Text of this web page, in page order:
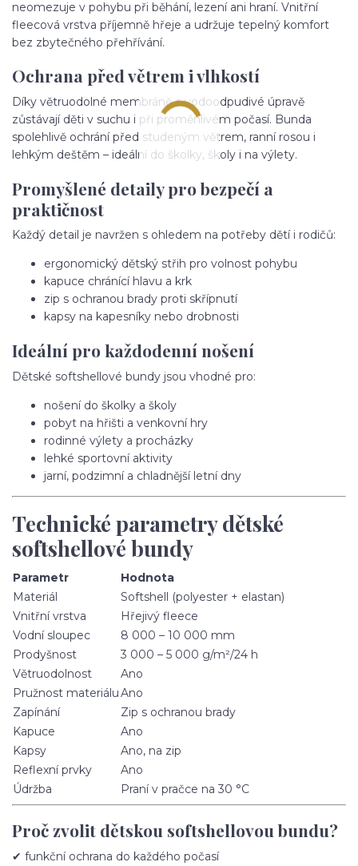
neomezuje v pohybu při běhání, lezení ani hraní. Vnitřní
fleecová vrstva příjemně hřeje a udržuje tepelný komfort
bez zbytečného přehřívání.
Ochrana před větrem i vlhkostí
Díky větruodolné membráně a vodoodpudivé úpravě
zůstávají děti v suchu i při proměnlivém počasí. Bunda
spolehlivě ochrání před studeným větrem, ranní rosou i
lehkým deštěm – ideální do školky, školy i na výlety.
Promyšlené detaily pro bezpečí a
praktičnost
Každý detail je navržen s ohledem na potřeby dětí i rodičů:
ergonomický dětský střih pro volnost pohybu
kapuce chránící hlavu a krk
zip s ochranou brady proti skřípnutí
kapsy na kapesníky nebo drobnosti
Ideální pro každodenní nošení
Dětské softshellové bundy jsou vhodné pro:
nošení do školky a školy
pobyt na hřišti a venkovní hry
rodinné výlety a procházky
lehké sportovní aktivity
jarní, podzimní a chladnější letní dny
Technické parametry dětské
softshellové bundy
Parametr
Hodnota
Materiál
Softshell (polyester + elastan)
Vnitřní vrstva
Hřejivý fleece
Vodní sloupec
8 000 – 10 000 mm
Prodyšnost
3 000 – 5 000 g/m²/24 h
Větruodolnost
Ano
Pružnost materiáluAno
Zapínání
Zip s ochranou brady
Kapuce
Ano
Kapsy
Ano, na zip
Reflexní prvky
Ano
Údržba
Praní v pračce na 30 °C
Proč zvolit dětskou softshellovou bundu?
✔ funkční ochrana do každého počasí